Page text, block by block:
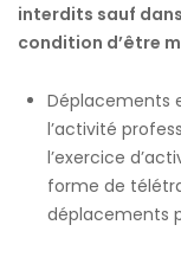
interdits sauf
condition d’être
Déplacements
l’activité
l’exercice
forme de
déplacements